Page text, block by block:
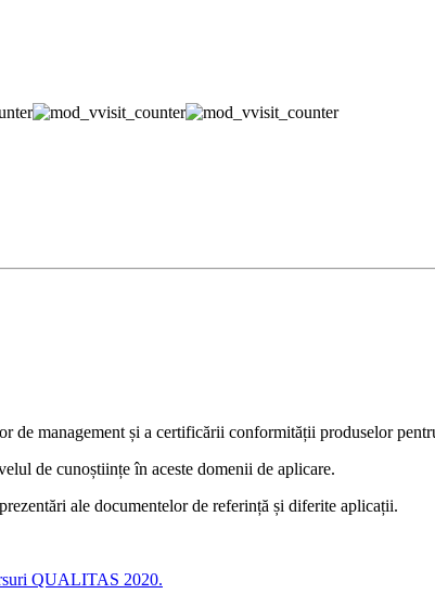
de management și a certificării conformității produselor
de cunoștiințe în aceste domenii de aplicare.
ale documentelor de referință și diferite aplicații.
QUALITAS 2020.